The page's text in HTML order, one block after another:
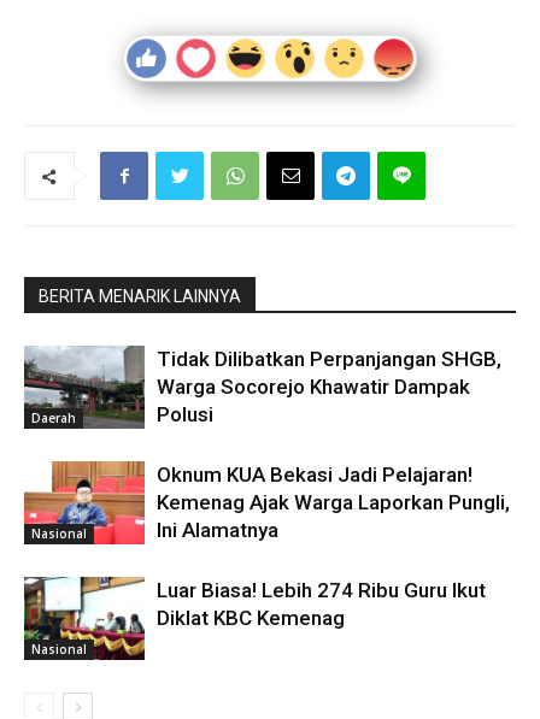
BERITA MENARIK LAINNYA
Daerah
Tidak Dilibatkan Perpanjangan SHGB,
Warga Socorejo Khawatir Dampak
Polusi
Nasional
Oknum KUA Bekasi Jadi Pelajaran!
Kemenag Ajak Warga Laporkan Pungli,
Ini Alamatnya
Nasional
Luar Biasa! Lebih 274 Ribu Guru Ikut
Diklat KBC Kemenag